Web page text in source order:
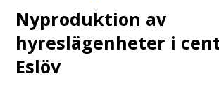
Nyproduktion av
hyreslägenheter i
Eslöv